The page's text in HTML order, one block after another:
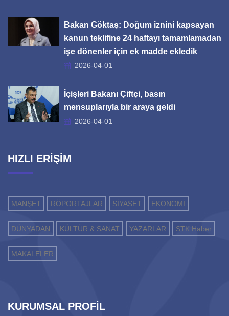
Bakan Göktaş: Doğum iznini kapsayan
kanun teklifine 24 haftayı tamamlamadan
işe dönenler için ek madde ekledik
2026-04-01
İçişleri Bakanı Çiftçi, basın
mensuplarıyla bir araya geldi
2026-04-01
HIZLI ERİŞİM
MANŞET RÖPORTAJLAR SİYASET EKONOMİ
DÜNYADAN KÜLTÜR & SANAT YAZARLAR STK Haber
MAKALELER
KURUMSAL PROFİL